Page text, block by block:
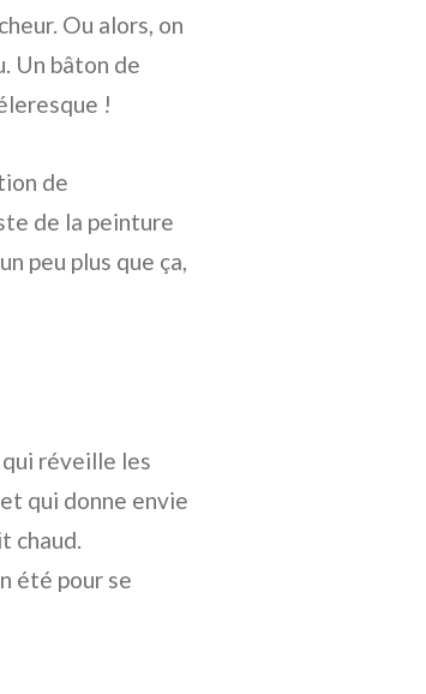
Ou alors, on
Un bâton de
!
de
de la peinture
peu plus que ça,
qui réveille les
qui donne envie
chaud.
été pour se